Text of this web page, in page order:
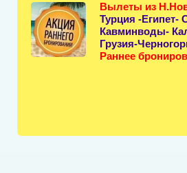
Вылеты из
Турция -Египет-
Кавминводы-
Грузия-
Раннее